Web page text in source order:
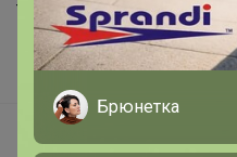
Торговые марки
Наша команда
Подарочные сертификаты
Брюнетка